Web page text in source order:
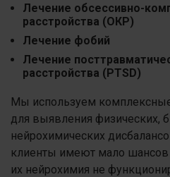
Лечение обсессивно-
расстройства (ОКР)
Лечение фобий
Лечение
расстройства (PTSD)
Мы используем
для выявления физических,
нейрохимических
клиенты имеют мало
их нейрохимия не